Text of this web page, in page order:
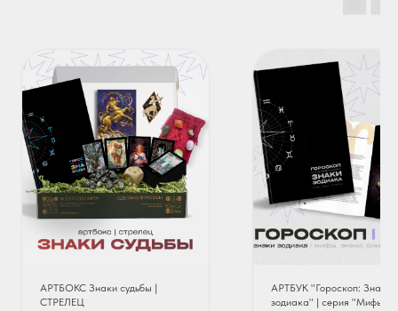
АРТБОКС Знаки судьбы |
СТРЕЛЕЦ
АРТБУК "Гороскоп: Знаки
зодиака" | серия "Мифы.